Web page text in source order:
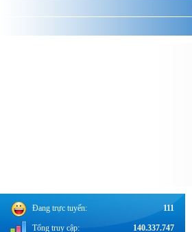
Đang trực tuyến: 111
Tổng truy cập: 140.337.747